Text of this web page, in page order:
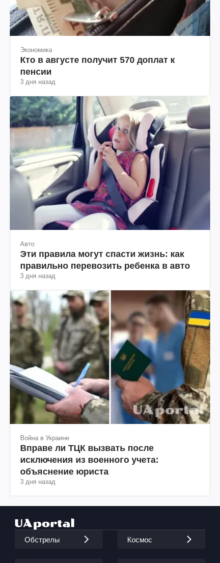
Экономика
Кто в августе получит 570 доплат к
пенсии
3 дня назад
Авто
Эти правила могут спасти жизнь: как
правильно перевозить ребенка в авто
3 дня назад
Война в Украине
Вправе ли ТЦК вызвать после
исключения из военного учета:
объяснение юриста
3 дня назад
Обстрелы Космос